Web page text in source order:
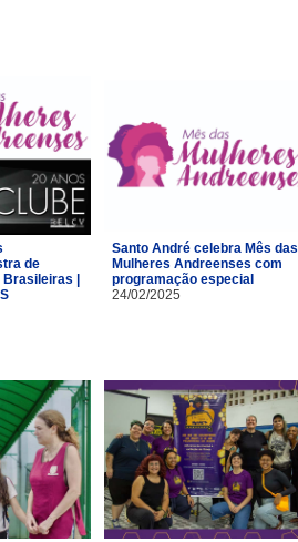
de
Brasileiras |
Santo André celebra Mês das
Mulheres Andreenses com
programação especial
24/02/2025